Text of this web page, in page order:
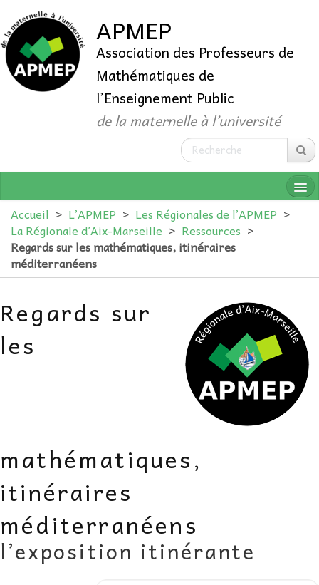
APMEP
Association des Professeurs de
Mathématiques de
l’Enseignement Public
de la maternelle à l’université
QUI SOMMES-NOUS ?
Accueil > L’APMEP > Les Régionales de l’APMEP >
La Régionale d’Aix-Marseille > Ressources >
Regards sur les mathématiques, itinéraires
méditerranéens
Regards sur
les
mathématiques,
itinéraires
méditerranéens
l’exposition itinérante